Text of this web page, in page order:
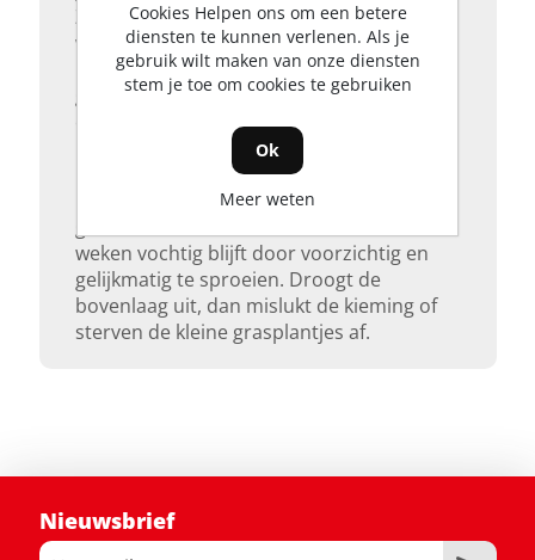
Zaai in een vochtige grond en bij windstil
weer. Wanneer er geen regen is gevallen,
besproei dan eerst de grond. Zaai het
graszaad gelijkmatig en niet te dicht op
elkaar, dit belemmert de ontwikkeling.
Kiemduur is 1 tot 2 weken, afhankelijk van
lucht- en bodemtemperatuur en
hoeveelheid vocht. Zorg ervoor dat de
weken vochtig blijft door voorzichtig en
gelijkmatig te sproeien. Droogt de
bovenlaag uit, dan mislukt de kieming of
sterven de kleine grasplantjes af.
Nieuwsbrief
Cookies Helpen ons om een betere
diensten te kunnen verlenen. Als je
gebruik wilt maken van onze diensten
stem je toe om cookies te gebruiken
Ok
Meer weten